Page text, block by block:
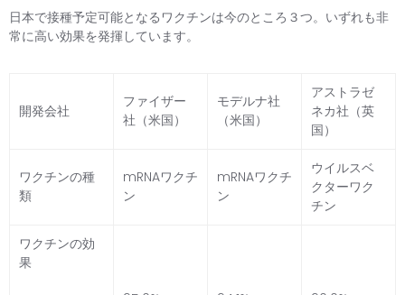
日本で接種予定可能となるワクチンは今のところ３つ。いずれも非
常に高い効果を発揮しています。
開発会社
ファイザー
社（米国）
モデルナ社
（米国）
アストラゼ
ネカ社（英
国）
ワクチンの種
類
mRNAワクチ
ン
mRNAワクチ
ン
ウイルスベ
クターワク
チン
ワクチンの効
果